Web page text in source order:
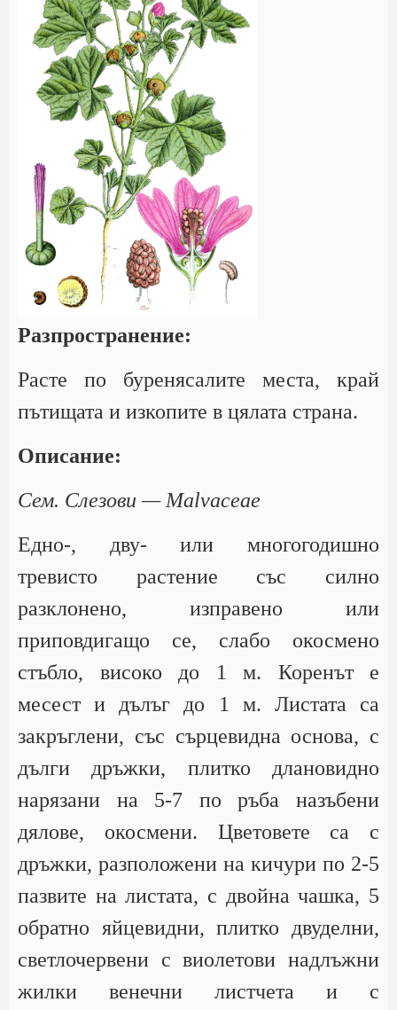
Разпространение:
Расте по буренясалите места, край
пътищата и изкопите в цялата страна.
Описание:
Сем. Слезови — Malvaceae
Едно-, дву- или многогодишно
тревисто растение със силно
разклонено, изправено или
приповдигащо се, слабо окосмено
стъбло, високо до 1 м. Коренът е
месест и дълъг до 1 м. Листата са
закръглени, със сърцевидна основа, с
дълги дръжки, плитко длановидно
нарязани на 5-7 по ръба назъбени
дялове, окосмени. Цветовете са с
дръжки, разположени на кичури по 2-5
пазвите на листата, с двойна чашка, 5
обратно яйцевидни, плитко двуделни,
светлочервени с виолетови надлъжни
жилки венечни листчета и с